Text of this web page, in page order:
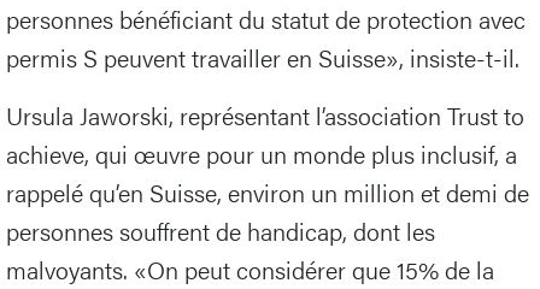
personnes bénéficiant du statut de protection avec
permis S peuvent travailler en Suisse», insiste-t-il.
Ursula Jaworski, représentant l’association Trust to
achieve, qui œuvre pour un monde plus inclusif, a
rappelé qu’en Suisse, environ un million et demi de
personnes souffrent de handicap, dont les
malvoyants. «On peut considérer que 15% de la